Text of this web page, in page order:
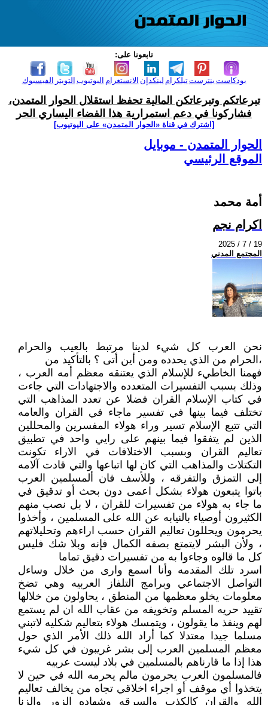
تابعونا على:
الفيسبوك التويتر اليوتيوب الانستغرام لينكدإن تيلكرامبنترست بودكاست
تبرعاتكم وتبرعاتكن المالية تحفظ استقلال الحوار المتمدن،
فشاركونا في دعم استمرارية هذا الفضاء اليساري الحر
[اشترك في قناة ‫«الحوار المتمدن» على اليوتيوب]
الحوار المتمدن - موبايل
الموقع الرئيسي
أمة محمد
اكرام نجم
2025 / 7 / 19
المجتمع المدني
نحن العرب كل شيء لدينا مرتبط بالعيب والحرام
،الحرام من الذي يحدده ومن أين أتى ؟ بالتأكيد من
فهمنا الخاطيء للإسلام الذي يعتنقه معظم أمه العرب ،
وذلك بسبب التفسيرات المتعدده والاجتهادات التي جاءت
في كتاب الإسلام القران فضلا عن تعدد المذاهب التي
تختلف فيما بينها في تفسير ماجاء في القران والعامه
التي تتبع الإسلام تسير وراء هولاء المفسرين والمحللين
الذين لم يتفقوا فيما بينهم على رايي واحد في تطبيق
تعاليم القران وبسبب الاختلافات في الاراء تكونت
التكتلات والمذاهب التي كان لها اتباعها والتي قادت آلامه
إلى التمزق والتفرقه ، وللأسف فان ألمسلمين العرب
باتوا يتبعون هولاء بشكل اعمى دون بحث أو تدقيق في
ما جاء به هولاء من تفسيرات للقران ، لا بل نصب منهم
الكثيرون أوصياء بالنيابه عن الله على المسلمين ، وأخذوا
يحرمون ويحللون تعاليم القران حسب اراءهم وتحليلاتهم
، ولأن البشر لايتمتع بصفه الكمال فإنه وبلا شك فليس
كل ما قالوه وجاءوا به من تفسيرات دقيق تماما
اسرد تلك المقدمه وأنا اسمع وارى من خلال وساءل
التواصل الاجتماعي وبرامج التلفاز العربيه وهي تضخ
معلومات يخلو معظمها من المنطق ، يحاولون من خلالها
تقييد حريه المسلم وتخويفه من عقاب الله ان لم يستمع
لهم وينفذ ما يقولون ، ويتمسك هولاء بتعاليم شكليه لاتبني
مسلما جيدا معتدلا كما أراد الله ذلك الأمر الذي حول
معظم المسلمين العرب إلى بشر غريبون في كل شيء
هذا إذا ما قارناهم بالمسلمين في بلاد ليست عربيه
فالمسلمون العرب يحرمون مالم يحرمه الله في حين لا
يتخذوا أي موقف أو اجراء اخلاقي تجاه من يخالف تعاليم
الله والقران كالكذب والسرقه وشهاده الزور والزنا